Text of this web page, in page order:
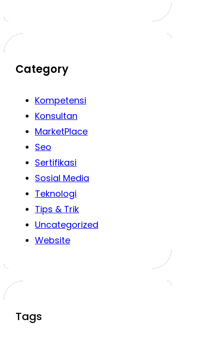
Category
Kompetensi
Konsultan
MarketPlace
Seo
Sertifikasi
Sosial Media
Teknologi
Tips & Trik
Uncategorized
Website
Tags